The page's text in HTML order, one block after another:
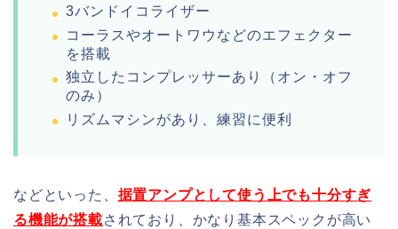
3バンドイコライザー
コーラスやオートワウなどのエフェクター
を搭載
独立したコンプレッサーあり（オン・オフ
のみ）
リズムマシンがあり、練習に便利
などといった、 据置アンプとして使う上でも十分すぎ
る機能が搭載されており、かなり基本スペックが高い